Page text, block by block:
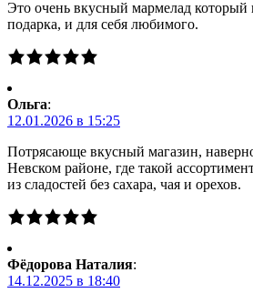
Это очень вкусный мармелад который
подарка, и для себя любимого.
Ольга:
12.01.2026 в 15:25
Потрясающе вкусный магазин,
Невском районе, где такой
из сладостей без сахара, чая и орехов.
Фёдорова Наталия:
14.12.2025 в 18:40